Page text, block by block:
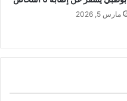
مارس 5, 2026